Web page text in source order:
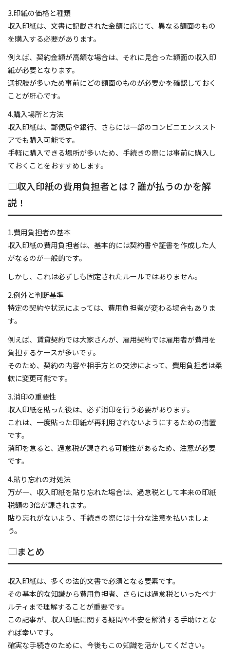
3.印紙の価格と種類
収入印紙は、文書に記載された金額に応じて、異なる額面のもの
を購入する必要があります。
例えば、契約金額が高額な場合は、それに見合った額面の収入印
紙が必要となります。
選択肢が多いため事前にどの額面のものが必要かを確認しておく
ことが肝心です。
4.購入場所と方法
収入印紙は、郵便局や銀行、さらには一部のコンビニエンススト
アでも購入可能です。
手軽に購入できる場所が多いため、手続きの際には事前に購入し
ておくことをおすすめします。
□収入印紙の費用負担者とは？誰が払うのかを解
説！
1.費用負担者の基本
収入印紙の費用負担者は、基本的には契約書や証書を作成した人
がなるのが一般的です。
しかし、これは必ずしも固定されたルールではありません。
2.例外と判断基準
特定の契約や状況によっては、費用負担者が変わる場合もありま
す。
例えば、賃貸契約では大家さんが、雇用契約では雇用者が費用を
負担するケースが多いです。
そのため、契約の内容や相手方との交渉によって、費用負担者は柔
軟に変更可能です。
3.消印の重要性
収入印紙を貼った後は、必ず消印を行う必要があります。
これは、一度貼った印紙が再利用されないようにするための措置
です。
消印を怠ると、過怠税が課される可能性があるため、注意が必要
です。
4.貼り忘れの対処法
万が一、収入印紙を貼り忘れた場合は、過怠税として本来の印紙
税額の3倍が課されます。
貼り忘れがないよう、手続きの際には十分な注意を払いましょ
う。
□まとめ
収入印紙は、多くの法的文書で必須となる要素です。
その基本的な知識から費用負担者、さらには過怠税といったペナ
ルティまで理解することが重要です。
この記事が、収入印紙に関する疑問や不安を解消する手助けとな
れば幸いです。
確実な手続きのために、今後もこの知識を活かしてください。